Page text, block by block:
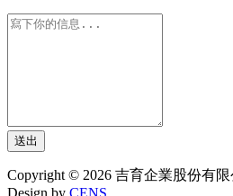
送出
Copyright © 2026 吉育企業股份有限